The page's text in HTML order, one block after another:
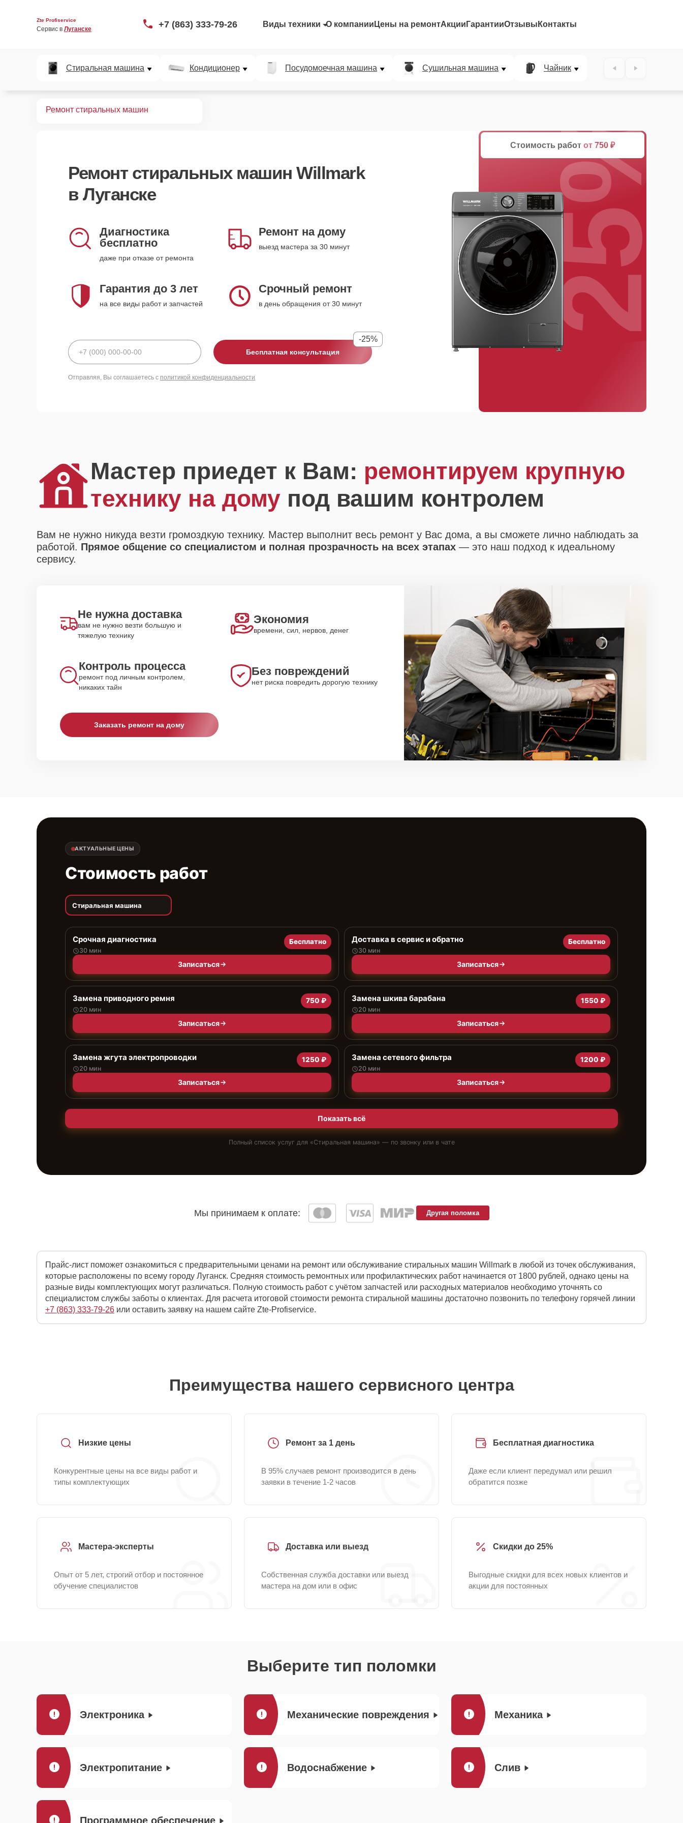
Zte Profiservice
Сервис в Луганске +7 (863) 333-79-26 Виды техники О компании Цены на ремонтАкции ГарантииОтзывы Контакты
Стиральная машина Кондиционер Посудомоечная машина Сушильная машина Чайник
Ремонт стиральных машин
Ремонт стиральных машин Willmark
в Луганске
Диагностика
бесплатно
даже при отказе от ремонта
Ремонт на дому
выезд мастера за 30 минут
Гарантия до 3 лет
на все виды работ и запчастей
Срочный ремонт
в день обращения от 30 минут
Бесплатная консультация
-25%
Отправляя, Вы соглашаетесь с политикой конфиденциальности
Стоимость работ от 750 ₽
25%
Мастер приедет к Вам: ремонтируем крупную
технику на дому под вашим контролем
Вам не нужно никуда везти громоздкую технику. Мастер выполнит весь ремонт у Вас дома, а вы сможете лично наблюдать за
работой. Прямое общение со специалистом и полная прозрачность на всех этапах — это наш подход к идеальному
сервису.
Не нужна доставка
вам не нужно везти большую и
тяжелую технику
Экономия
времени, сил, нервов, денег
Контроль процесса
ремонт под личным контролем,
никаких тайн
Без повреждений
нет риска повредить дорогую технику
Заказать ремонт на дому
АКТУАЛЬНЫЕ ЦЕНЫ
Стоимость работ
Стиральная машина
Срочная диагностика
30 мин
Бесплатно
Записаться
Доставка в сервис и обратно
30 мин
Бесплатно
Записаться
Замена приводного ремня
20 мин
750 ₽
Записаться
Замена шкива барабана
20 мин
1550 ₽
Записаться
Замена жгута электропроводки
20 мин
1250 ₽
Записаться
Замена сетевого фильтра
20 мин
1200 ₽
Записаться
Показать всё
Полный список услуг для «Стиральная машина» — по звонку или в чате
Мы принимаем к оплате: Другая поломка
Прайс-лист поможет ознакомиться с предварительными ценами на ремонт или обслуживание стиральных машин Willmark в любой из точек обслуживания,
которые расположены по всему городу Луганск. Средняя стоимость ремонтных или профилактических работ начинается от 1800 рублей, однако цены на
разные виды комплектующих могут различаться. Полную стоимость работ с учётом запчастей или расходных материалов необходимо уточнять со
специалистом службы заботы о клиентах. Для расчета итоговой стоимости ремонта стиральной машины достаточно позвонить по телефону горячей линии
+7 (863) 333-79-26 или оставить заявку на нашем сайте Zte-Profiservice.
Преимущества нашего сервисного центра
Низкие цены
Конкурентные цены на все виды работ и
типы комплектующих
Ремонт за 1 день
В 95% случаев ремонт производится в день
заявки в течение 1-2 часов
Бесплатная диагностика
Даже если клиент передумал или решил
обратится позже
Мастера-эксперты
Опыт от 5 лет, строгий отбор и постоянное
обучение специалистов
Доставка или выезд
Собственная служба доставки или выезд
мастера на дом или в офис
Скидки до 25%
Выгодные скидки для всех новых клиентов и
акции для постоянных
Выберите тип поломки
Электроника Механические повреждения Механика
Электропитание Водоснабжение Слив
Программное обеспечение